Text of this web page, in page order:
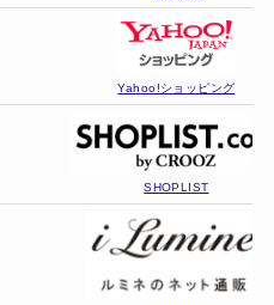
Yahoo!ショッピング
SHOPLIST